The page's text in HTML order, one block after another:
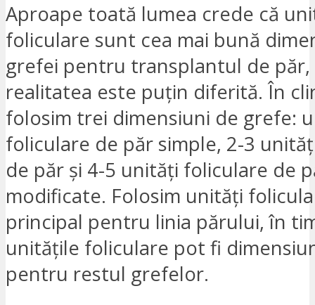
Aproape toată lumea crede că
foliculare sunt cea mai bună
grefei pentru transplantul de păr,
realitatea este puțin diferită. În
folosim trei dimensiuni de grefe:
foliculare de păr simple, 2-3
de păr și 4-5 unități foliculare de
modificate. Folosim unități
principal pentru linia părului, în
unitățile foliculare pot fi
pentru restul grefelor.